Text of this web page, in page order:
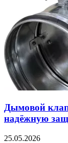
Дымовой
надёжную
25.05.2026